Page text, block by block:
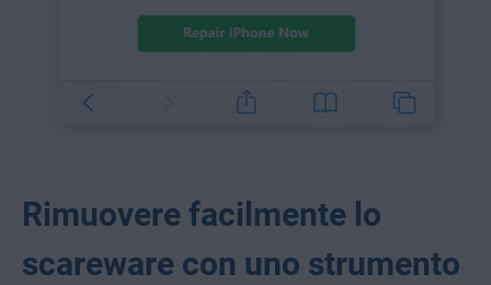
Rimuovere facilmente lo
scareware con uno strumento